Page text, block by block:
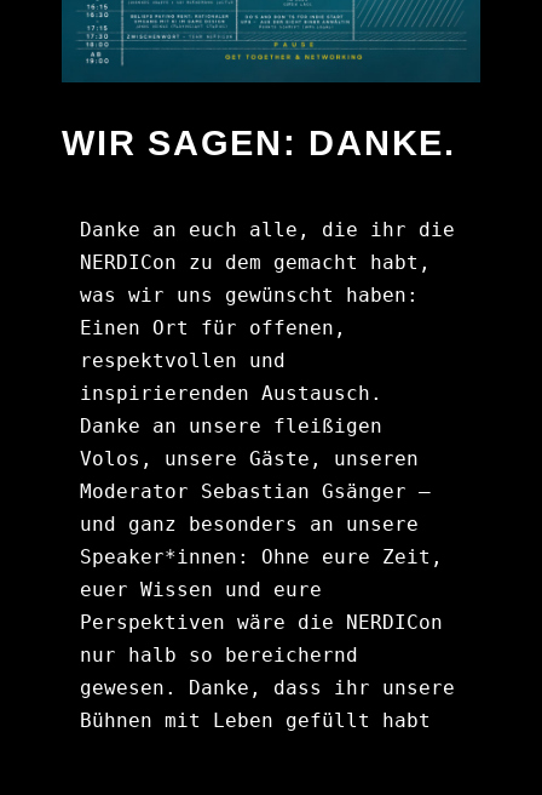
WIR SAGEN: DANKE.
Danke an euch alle, die ihr die
NERDICon zu dem gemacht habt,
was wir uns gewünscht haben:
Einen Ort für offenen,
respektvollen und
inspirierenden Austausch.
Danke an unsere fleißigen
Volos, unsere Gäste, unseren
Moderator Sebastian Gsänger –
und ganz besonders an unsere
Speaker*innen: Ohne eure Zeit,
euer Wissen und eure
Perspektiven wäre die NERDICon
nur halb so bereichernd
gewesen. Danke, dass ihr unsere
Bühnen mit Leben gefüllt habt